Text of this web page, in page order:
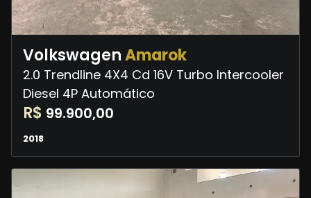
VolkswagenAmarok
2.0 Trendline 4X4 Cd 16V Turbo Intercooler
Diesel 4P Automático
R$ 99.900,00
2018